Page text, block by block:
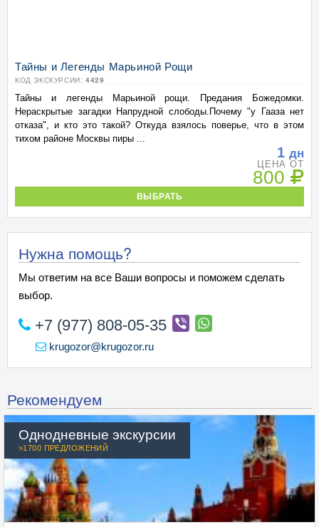
Тайны и Легенды Марьиной Рощи
КОД ЭКСКУРСИИ: 4429
Тайны и легенды Марьиной рощи. Предания Божедомки.
Нераскрытые загадки Напрудной слободы.Почему "у Гааза нет
отказа", и кто это такой? Откуда взялось поверье, что в этом
тихом районе Москвы пиры ...
1 дн
ЦЕНА ОТ
800
ВЫБРАТЬ
Нужна помощь?
Мы ответим на все Ваши вопросы и поможем сделать
выбор.
+7 (977) 808-05-35
krugozor@krugozor.ru
Рекомендуем
Однодневные экскурсии
>1700 ПРЕДЛОЖЕНИЙ